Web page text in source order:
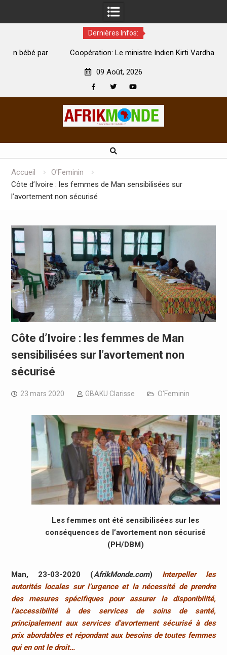
Dernières Infos:
Coopération: Le ministre Indien Kirti Vardhan Singh à
09 Août, 2026
Accueil
O'Feminin
Côte d’Ivoire : les femmes de Man sensibilisées sur
l’avortement non sécurisé
Côte d’Ivoire : les femmes de Man
sensibilisées sur l’avortement non
sécurisé
23 mars 2020 GBAKU Clarisse O'Feminin
Les femmes ont été sensibilisées sur les
conséquences de l’avortement non sécurisé
(PH/DBM)
Man, 23-03-2020 (AfrikMonde.com) Interpeller les
autorités locales sur l’urgence et la nécessité de prendre
des mesures spécifiques pour assurer la disponibilité,
l’accessibilité à des services de soins de santé,
principalement aux services d’avortement sécurisé à des
prix abordables et répondant aux besoins de toutes femmes
qui en ont le droit…